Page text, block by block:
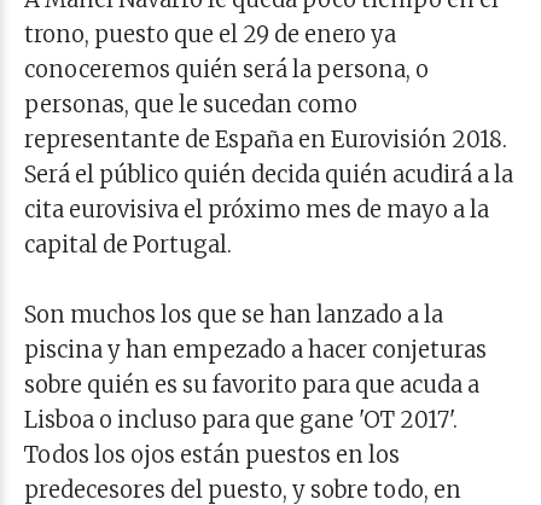
trono, puesto que el 29 de enero ya
conoceremos quién será la persona, o
personas, que le sucedan como
representante de España en Eurovisión 2018.
Será el público quién decida quién acudirá a la
cita eurovisiva el próximo mes de mayo a la
capital de Portugal.
Son muchos los que se han lanzado a la
piscina y han empezado a hacer conjeturas
sobre quién es su favorito para que acuda a
Lisboa o incluso para que gane 'OT 2017'.
Todos los ojos están puestos en los
predecesores del puesto, y sobre todo, en